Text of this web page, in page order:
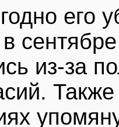
его
из-за